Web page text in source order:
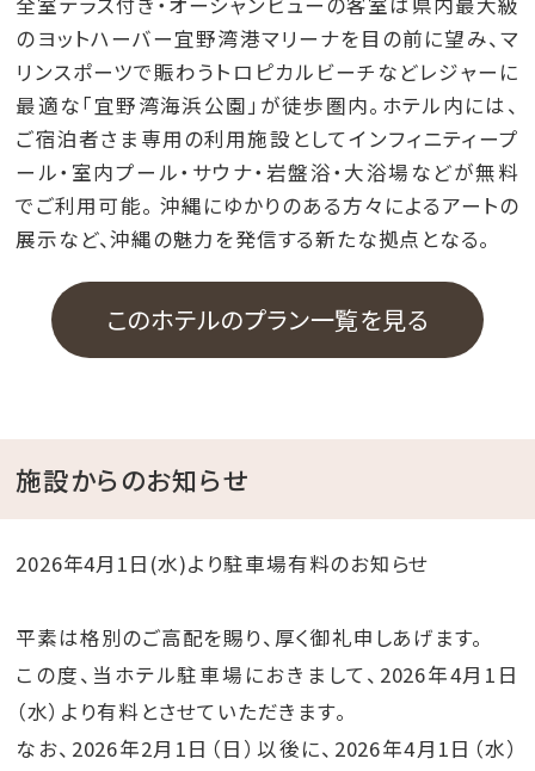
のヨットハーバー宜野湾港マリーナを目の前に望み、マ
リンスポーツで賑わうトロピカルビーチなどレジャーに
最適な「宜野湾海浜公園」が徒歩圏内。ホテル内には、
ご宿泊者さま専用の利用施設としてインフィニティープ
ール・室内プール・サウナ・岩盤浴・大浴場などが無料
でご利用可能。 沖縄にゆかりのある方々によるアートの
展示など、沖縄の魅力を発信する新たな拠点となる。
このホテルのプラン一覧を見る
施設からのお知らせ
2026年4月1日(水)より駐車場有料のお知らせ
平素は格別のご高配を賜り、厚く御礼申しあげます。
この度、当ホテル駐車場におきまして、2026年4月1日
（水）より有料とさせていただきます。
なお、2026年2月1日（日）以後に、2026年4月1日（水）